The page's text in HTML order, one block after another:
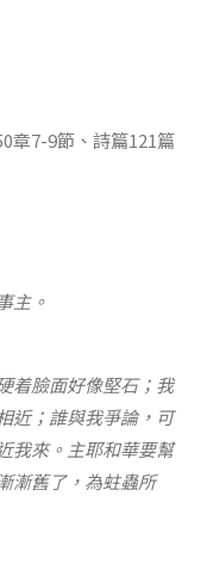
章7-9節、詩篇121篇
主。
着臉面好像堅石；我
近；誰與我爭論，可
我來。主耶和華要幫
漸舊了，為蛀蟲所